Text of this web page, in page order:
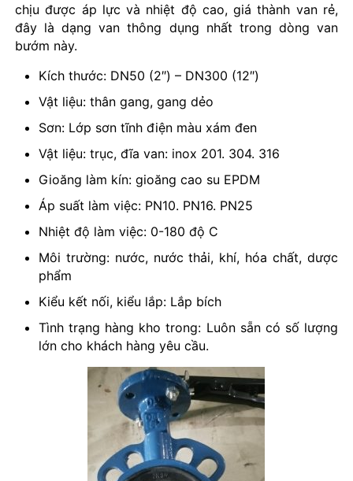
chịu được áp lực và nhiệt độ cao, giá thành van rẻ,
đây là dạng van thông dụng nhất trong dòng van
bướm này.
Kích thước: DN50 (2″) – DN300 (12″)
Vật liệu: thân gang, gang dẻo
Sơn: Lớp sơn tĩnh điện màu xám đen
Vật liệu: trục, đĩa van: inox 201. 304. 316
Gioăng làm kín: gioăng cao su EPDM
Áp suất làm việc: PN10. PN16. PN25
Nhiệt độ làm việc: 0-180 độ C
Môi trường: nước, nước thải, khí, hóa chất, dược
phẩm
Kiểu kết nối, kiểu lắp: Lắp bích
Tình trạng hàng kho trong: Luôn sẵn có số lượng
lớn cho khách hàng yêu cầu.